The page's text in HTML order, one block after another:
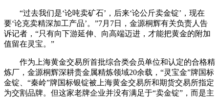
“过去我们是‘论吨卖矿石’，后来‘论公斤卖金锭’，现在
要‘论克卖精深加工产品’。”7月7日，金源桐辉有关负责人告
诉记者，“只有向下游延伸、向高端迈进，才能把黄金的附加
值留在灵宝。”
作为上海黄金交易所首批综合类会员单位和认定的合格精
炼厂，金源桐辉深耕贵金属精炼领域20余载，“灵宝金”牌国标
金锭、“秦岭”牌国标银锭被上海黄金交易所和期货交易所指定
为交割品牌。但这家老牌企业并没有满足于“卖金锭”，而是主